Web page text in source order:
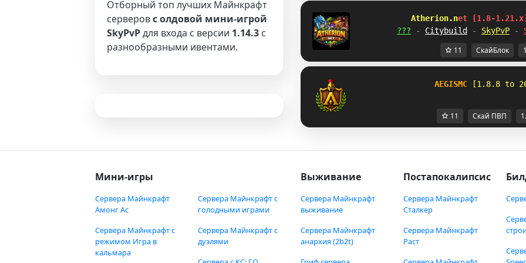
Отборный топ лучших Майнкрафт
серверовс олдовой мини-игрой
SkyPvPдля входа с версии 1.14.3 с
разнообразными ивентами.
Atherion.net [1 .8-1 .21 .x]
???
- Citybuild - SkyPvP -
11 СкайБлок
AEGISMC [1.8.8 to
11 Скай ПВП
Мини-игры
Сервера Майнкрафт
Амонг Ас
Сервера Майнкрафт с
режимом Игра в
кальмара
Сервера Майнкрафт с
голодными играми
Сервера Майнкрафт с
дуэлями
Выживание
Сервера Майнкрафт
выживание
Сервера Майнкрафт
анархия (2b2t)
Постапокалипсис
Сервера Майнкрафт
Сталкер
Сервера Майнкрафт
Раст